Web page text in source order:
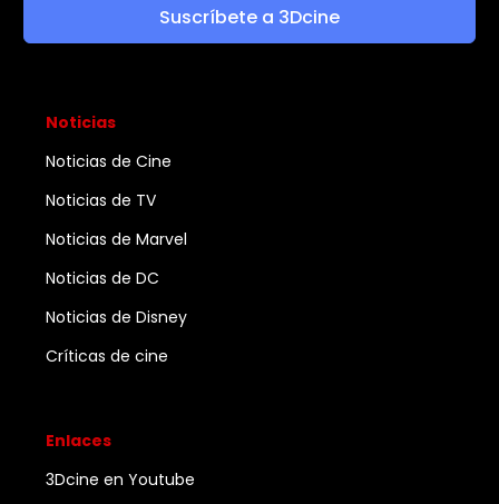
Suscríbete a 3Dcine
Noticias
Noticias de Cine
Noticias de TV
Noticias de Marvel
Noticias de DC
Noticias de Disney
Críticas de cine
Enlaces
3Dcine en Youtube